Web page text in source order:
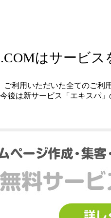
はサービ
ご利用いただいた全てのご利
今後は新サービス「エキスパ」